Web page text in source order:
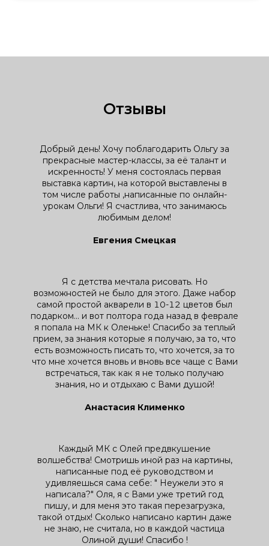
Отзывы
Добрый день! Хочу поблагодарить Ольгу за
прекрасные мастер-классы, за её талант и
искренность! У меня состоялась первая
выставка картин, на которой выставлены в
том числе работы ,написанные по онлайн-
урокам Ольги! Я счастлива, что занимаюсь
любимым делом!
Евгения Смецкая
Я с детства мечтала рисовать. Но
возможностей не было для этого. Даже набор
самой простой акварели в 10-12 цветов был
подарком... и вот полтора года назад в феврале
я попала на МК к Оленьке! Спасибо за теплый
прием, за знания которые я получаю, за то, что
есть возможность писать то, что хочется, за то
что мне хочется вновь и вновь все чаще с Вами
встречаться, так как я не только получаю
знания, но и отдыхаю с Вами душой!
Анастасия Клименко
Каждый МК с Олей предвкушение
волшебства! Смотришь иной раз на картины,
написанные под её руководством и
удивляешься сама себе: " Неужели это я
написала?" Оля, я с Вами уже третий год
пишу, и для меня это такая перезагрузка,
такой отдых! Сколько написано картин даже
не знаю, не считала, но в каждой частица
Олиной души! Спасибо !